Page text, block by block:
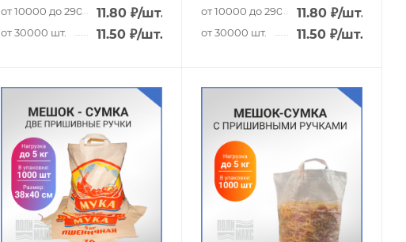
от 10000 до 29000 шт.
11.80 ₽/шт.
от 30000 шт. 11.50 ₽/шт.
от 10000 до 29000 шт.
11.80 ₽/шт.
от 30000 шт. 11.50 ₽/шт.